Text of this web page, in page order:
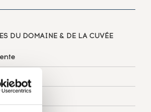
DU DOMAINE & DE LA CUVÉE